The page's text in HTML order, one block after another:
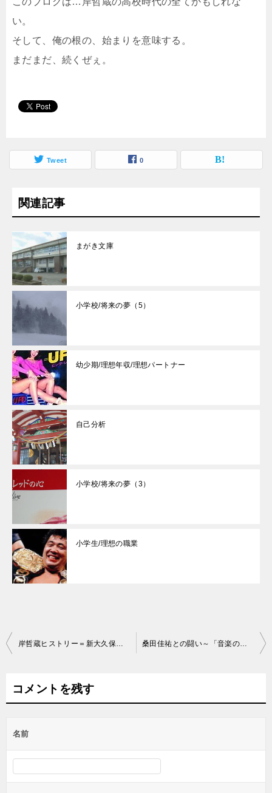
い。
そして、俺の根の、始まりを意味する。
まだまだ、続くぜぇ。
Tweet 0
関連記事
まがき文庫
小学校/将来の夢（5）
幼少期/理想年収/理想パートナー
自己分析
小学校/将来の夢（3）
小学生/理想の職業
投
ビ
ー
シ
ョ
岸哲蔵ヒストリー＝新大久保クラブヴォイス（新大久保CLUB Voice） 桑田佳祐との闘い～「音楽の寅さん」（桑田佳祐vs岸哲蔵）
コメントを残す
名前